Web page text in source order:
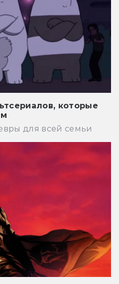
которые
для всей семьи